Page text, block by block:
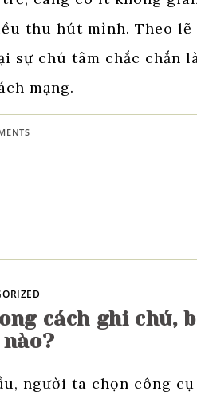
thu hút mình. Theo
sự chú tâm chắc chắn
mạng.
cách ghi chú,
người ta chọn công